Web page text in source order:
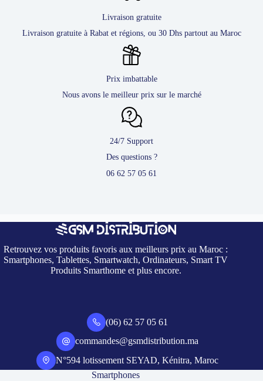
Livraison gratuite
Livraison gratuite à Rabat et régions, ou 30 Dhs partout au Maroc
Prix imbattable
Nous avons le meilleur prix sur le marché
24/7 Support
Des questions ?
06 62 57 05 61
Retrouvez vos produits favoris aux meilleurs prix au Maroc :
Smartphones, Tablettes, Smartwatch, Ordinateurs, Smart TV
Produits Smarthome et plus encore.
(06) 62 57 05 61
commandes@gsmdistribution.ma
N°594 lotissement SEYAD, Kénitra, Maroc
Smartphones